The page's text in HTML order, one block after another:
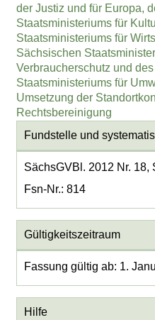
der Justiz und für Europa,
Staatsministeriums für
Staatsministeriums für
Sächsischen
Verbraucherschutz und
Staatsministeriums für
Umsetzung der
Rechtsbereinigung
Fundstelle und
SächsGVBl. 2012 Nr. 18,
Fsn-Nr.: 814
Gültigkeitszeitraum
Fassung gültig ab: 1.
Hilfe